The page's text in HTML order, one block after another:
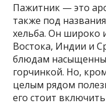
Пажитник — это
также под
хельба. Он широко
Востока, Индии и
блюдам
горчинкой. Но,
целым рядом
его стоит